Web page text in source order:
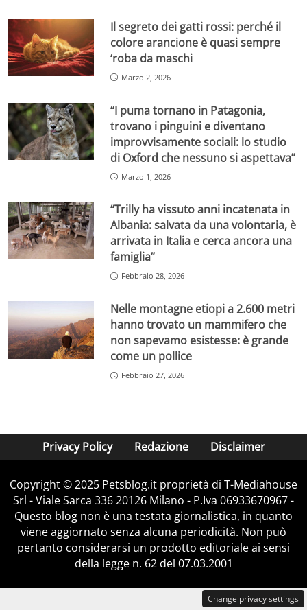
Il segreto dei gatti rossi: perché il
colore arancione è quasi sempre
‘roba da maschi
Marzo 2, 2026
“I puma tornano in Patagonia,
trovano i pinguini e diventano
improvvisamente sociali: lo studio
di Oxford che nessuno si aspettava”
Marzo 1, 2026
“Trilly ha vissuto anni incatenata in
Albania: salvata da una volontaria, è
arrivata in Italia e cerca ancora una
famiglia”
Febbraio 28, 2026
Nelle montagne etiopi a 2.600 metri
hanno trovato un mammifero che
non sapevamo esistesse: è grande
come un pollice
Febbraio 27, 2026
Privacy Policy Redazione Disclaimer
Copyright © 2025 Petsblog.it proprietà di T-Mediahouse
Srl - Viale Sarca 336 20126 Milano - P.Iva 06933670967 -
Questo blog non è una testata giornalistica, in quanto
viene aggiornato senza alcuna periodicità. Non può
pertanto considerarsi un prodotto editoriale ai sensi
della legge n. 62 del 07.03.2001
Change privacy settings